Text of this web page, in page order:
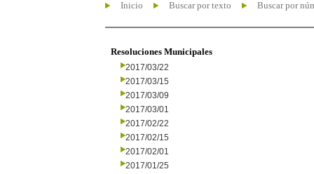
Inicio Buscar por texto Buscar por
Resoluciones Municipales
2017/03/22
2017/03/15
2017/03/09
2017/03/01
2017/02/22
2017/02/15
2017/02/01
2017/01/25